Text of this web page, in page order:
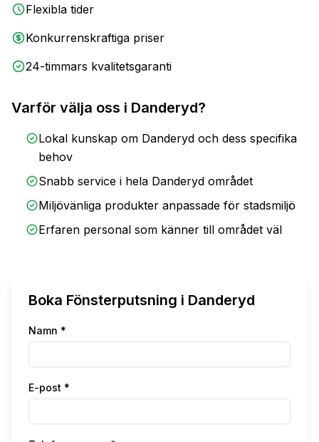
Flexibla tider
Konkurrenskraftiga priser
24-timmars kvalitetsgaranti
Varför välja oss i Danderyd?
Lokal kunskap om Danderyd och dess specifika
behov
Snabb service i hela Danderyd området
Miljövänliga produkter anpassade för stadsmiljö
Erfaren personal som känner till området väl
Boka Fönsterputsning i Danderyd
Namn *
E-post *